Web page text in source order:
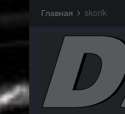
Главная skorik